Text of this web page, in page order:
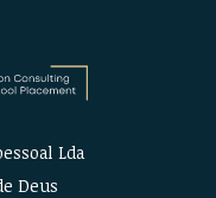
Lda
Deus